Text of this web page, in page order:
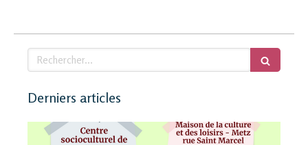
Rechercher
Derniers articles